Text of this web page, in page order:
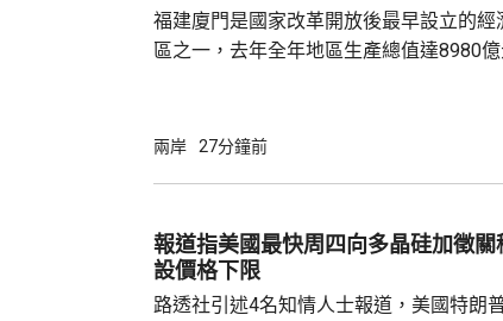
福建廈門是國家改革開放後最早設立的經
區之一，去年全年地區生產總值達8980億
創新科技引領工程，加快建設多個科學城
級海洋高新園區，採用「政府統籌+市場
運」模式，累計已完成13個項目，並有
點推進項目，總...
兩岸 27分鐘前
報道指美國最快周四向多晶硅加徵關
設價格下限
路透社引述4名知情人士報道，美國特朗